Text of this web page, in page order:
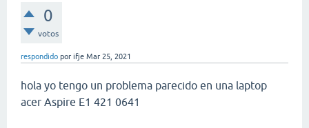
0
votos
respondido por ifje Mar 25, 2021
hola yo tengo un problema parecido en una laptop
acer Aspire E1 421 0641